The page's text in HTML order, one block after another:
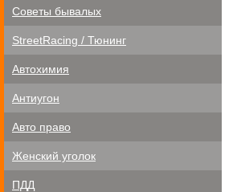
Советы бывалых
StreetRacing / Тюнинг
Автохимия
Антиугон
Авто право
Женский уголок
ПДД